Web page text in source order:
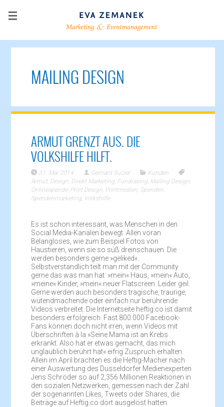
MAILING DESIGN
ARMUT GRENZT AUS. DIE
VOLKSHILFE HILFT.
31. Mai 2014 Gerhard Sulzer
Kunden
Armut, Design, Direkt Marketing, Fundrasing, Mailing Design,
Onlinespende, Print Design, Printmedien, Spenden,
Spendenmarketing, Volkshilfe
Es ist schon interessant, was Menschen in den
Social Media-Kanälen bewegt. Allen voran
Belangloses, wie zum Beispiel Fotos von
Haustieren, wenn sie so süß dreinschauen. Die
werden besonders gerne »geliked«.
Selbstverständlich teilt man mit der Community
gerne das was man hat: »mein« Haus, »mein« Auto,
»meine« Kinder, »mein« neuer Flatscreen. Leider geil.
Gerne werden auch besonders tragische, traurige,
wütendmachende oder einfach nur berührende
Videos verbreitet. Die Internetseite heftig.co ist damit
besonders erfolgreich. Fast 800.000 Facebook-
Fans können doch nicht irren, wenn Videos mit
Überschriften à la »Seine Mama ist an Krebs
erkrankt. Also hat er etwas gemacht, das mich
unglaublich berührt hat« eifrig Zuspruch erhalten.
Allein im April brachten es die Heftig-Macher nach
einer Auswertung des Düsseldorfer Medienexperten
Jens Schröder so auf 2,356 Millionen Reaktionen in
den sozialen Netzwerken, gemessen nach der Zahl
der sogenannten Likes, Tweets oder Shares, die
Beiträge auf Heftig.co dort ausgelöst hatten.